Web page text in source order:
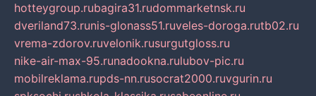
hotteygroup.rubagira31.rudommarketnsk.ru
dveriland73.runis-glonass51.ruveles-doroga.rutb02.ru
vrema-zdorov.ruvelonik.rusurgutgloss.ru
nike-air-max-95.runadookna.rulubov-pic.ru
mobilreklama.rupds-nn.rusocrat2000.ruvgurin.ru